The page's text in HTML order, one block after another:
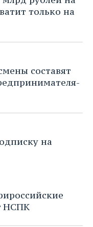
только на
составят
на
НСПК